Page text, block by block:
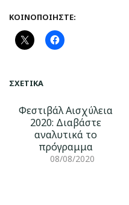
ΚΟΙΝΟΠΟΙΉΣΤΕ:
ΣΧΕΤΙΚΆ
Φεστιβάλ Αισχύλεια
2020: Διαβάστε
αναλυτικά το
πρόγραμμα
08/08/2020